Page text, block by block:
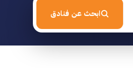
ابحث عن فنادق